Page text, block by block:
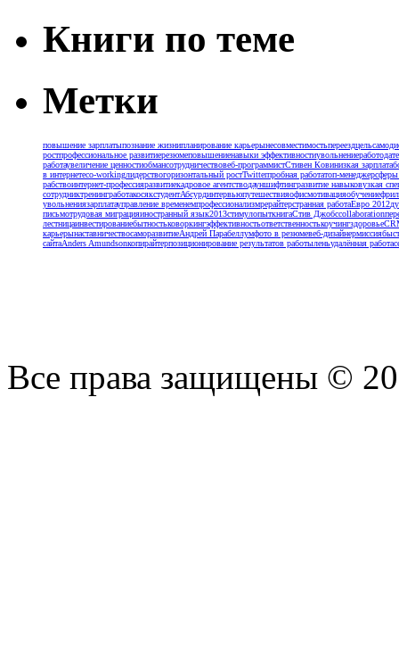
Книги по теме
Метки
повышение зарплатыпознание жизнипланирование карьерынесовместимостьпереездцель
ростпрофессиональное развитиерезюмеповышениенавыки эффективностиувольнение
работаувеличение ценностиобмансотрудничествовеб-программистСтивен Ковинизкая зарплата
в интернетеco-workingлидерствогоризонтальный ростTwitterпробная работатоп-менеджер
рабствоинтернет-профессияразвитиекадровое агентстводауншифтингразвитие навыковузкая
сотрудниктренингработакосякстудентАбсурдинтервьюпутешествияофисмотивацияобучение
увольнениязарплатауправление временемпрофессионализмрерайтерстранная работаЕвро 2012
письмотрудовая миграцияиностранный язык2013стимулопыткнигаСтив Джобсcollaboration
лестницаинвестированиебытностьковоркингэффективностьответственностькоучингздоровье
карьерынаставничествосаморазвитиеАндрей Парабеллумфото в резюмевеб-дизайнермиссия
сайтаAnders Amundsonкопирайтерпозиционирование результатов работыленьудалённая работа
Все права защищены ©